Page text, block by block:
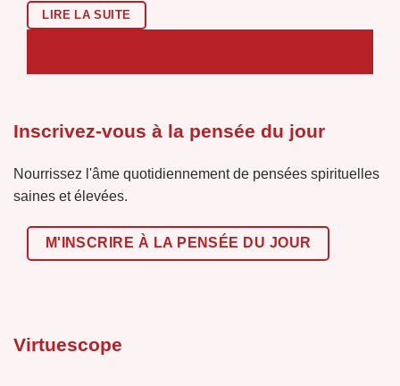
LIRE LA SUITE
Inscrivez-vous à la pensée du jour
Nourrissez l'âme quotidiennement de pensées spirituelles
saines et élevées.
M'INSCRIRE À LA PENSÉE DU JOUR
Virtuescope